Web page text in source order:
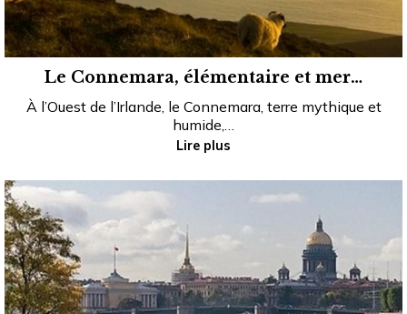
Le Connemara, élémentaire et mer…
À l’Ouest de l’Irlande, le Connemara, terre mythique et
humide,…
Lire plus